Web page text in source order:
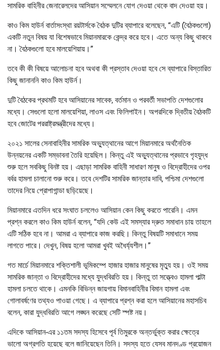
সামরিক বাহিনীর জেনারেলদের আসিয়ান সম্মেলনে যোগ দেওয়া থেকে বাদ দেওয়া হয়।
কাও কিম হাউর্ন বার্তাসংস্থা রয়টার্সকে বৈঠক দুটির ব্যাপারে বলেছেন, “এটি (বৈঠকগুলো)
একটি নতুন বিষয় যা বিশেষভাবে মিয়ানমারকে কেন্দ্র করে হবে। এতে অন্য কিছু থাকবে
না। বৈঠকগুলো হবে মালয়েশিয়ায়।”
তবে কী কী বিষয়ে আলোচনা হবে অথবা কী প্রস্তাব দেওয়া হবে সে ব্যাপারে বিস্তারিত
কিছু জানাননি কাও কিম হাউর্ন।
দুটি বৈঠকের প্রথমটি হবে আসিয়ানের সাবেক, বর্তমান ও পরবর্তী সভাপতি দেশগুলোর
মধ্যে। সেগুলো হলো মালয়েশিয়া, লাওস এবং ফিলিপাইন। অপরদিকে দ্বিতীয় বৈঠকটি
হবে জোটের পররাষ্ট্রমন্ত্রীদের মধ্যে।
২০২১ সালের সেনাবাহিনীর সামরিক অভ্যুত্থানের আগে মিয়ানমারে অর্থনৈতিক
উন্নয়নের একটি সম্ভাবনা তৈরি হয়েছিল। কিন্তু এই অভ্যুত্থানের প্রভাবে গৃহযুদ্ধ
শুরু হলে সবকিছু বিনষ্ট হয়। এছাড়া সামরিক বাহিনী সাধারণ মানুষ ও বিদ্রোহীদের ওপর
বর্বর হামলা চালানো শুরু করে। তবে দেশটির সামরিক জান্তার দাবি, পশ্চিমা দেশগুলো
তাদের নিয়ে প্রোপাগান্ডা ছড়িয়েছে।
মিয়ানমারে এতদিন ধরে সংঘাত চললেও আসিয়ান কেন কিছু করতে পারেনি। এমন
প্রশ্ন করলে কাও কিম হাউর্ন বলেন, “যদি কেউ এই সমস্যার দ্রুত সমাধান চায় তাহলে
এটি সঠিক হবে না। আমরা এ ব্যাপারে কাজ করছি। কিন্তু বিষয়টি সমাধানে সময়
লাগতে পারে। দেখুন, বিষয় হলো আমরা খুবই অধৈর্য্যশীল।”
গত মার্চে মিয়ানমারে শক্তিশালী ভূমিকম্পে হাজার হাজার মানুষের মৃত্যু হয়। ওই সময়
সামরিক জান্তা ও বিদ্রোহীদের মধ্যে যুদ্ধবিরতি হয়। কিন্তু তা সত্ত্বেও হামলা পাল্টা
হামলা চলতে থাকে। এমনকি বিভিন্ন জায়গায় বিমানবাহিনীর বিমান হামলা এবং
গোলাবর্ষণের তথ্যও পাওয়া গেছে। এ ব্যাপারে প্রশ্ন করা হলে আসিয়ানের মহাসচিব
বলেন, কারা যুদ্ধবিরতি আগে লঙ্ঘন করেছে সেটি স্পষ্ট নয়।
এদিকে আসিয়ান-এর ১১তম সদস্য হিসেবে পূর্ব তিমুরকে অন্তর্ভুক্ত করার ক্ষেত্রে
ভালো অগ্রগতি হয়েছে বলে জানিয়েছেন তিনি। সদস্য হতে যেসব মানদণ্ড প্রয়োজন